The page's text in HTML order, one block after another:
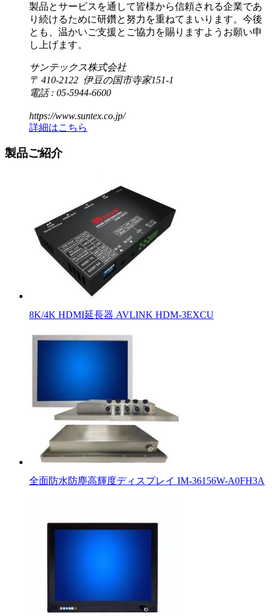
製品とサービスを通して皆様から信頼される企業であ
り続けるために研鑽と努力を重ねてまいります。今後
とも、温かいご支援とご協力を賜りますようお願い申
し上げます。
サンテックス株式会社
〒 410-2122 伊豆の国市寺家151-1
電話 : 05-5944-6600
https://www.suntex.co.jp/
詳細はこちら
製品ご紹介
8K/4K HDMI延長器 AVLINK HDM-3EXCU
全面防水防塵高輝度ディスプレイ IM-36156W-A0FH3A